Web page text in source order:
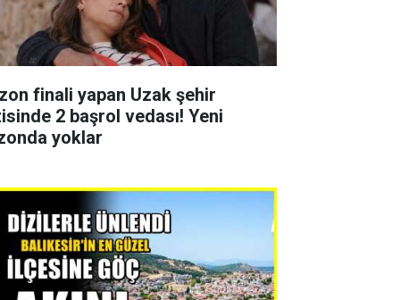
finali yapan Uzak şehir
2 başrol vedası! Yeni
yoklar